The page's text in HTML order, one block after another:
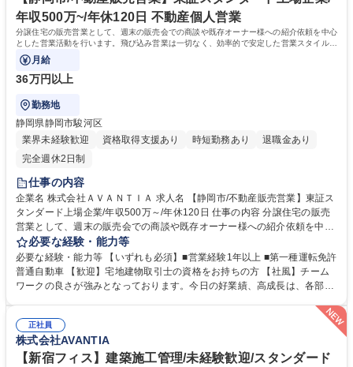
年収500万~/年休120日 不動産個人営業
分譲住宅の販売営業として、週末の販売会での商談や既存オーナー様への紹介依頼を中心
とした営業活動を行います。飛び込み営業は一切なく、効率的で安定した営業スタイルが
特徴です！
月給
36万円以上
勤務地
静岡県静岡市駿河区
業界未経験歓迎
資格取得支援あり 時短勤務あり
退職金あり
完全週休2日制
仕事の内容
企業名 株式会社ＡＶＡＮＴＩＡ 求人名 【静岡市/不動産販売営業】東証ス
タンダード上場企業/年収500万～/年休120日 仕事の内容 分譲住宅の販売
営業として、週末の販売会での商談や既存オーナー様への紹介依頼を中心
とした営業活動を行います。飛び込み営業は一切なく、効率的で安定した
営業スタイルが特徴です！ 【具体的には】 分譲住宅の販売会での商談、
週末販売会に向けた既存オーナー様への訪問・紹介依頼、問い合わせ顧客
への電話・メール案内、商談準備としてのPC書類作成、物件清掃等メン
【静岡市/不動産販売営業】東証スタンダード上場企業/年収500万～/年休1
20日
必要な経験・能力等
必要な経験・能力等 【いずれも必須】■営業経験1年以上 ■第一種運転免許
普通自動車 【歓迎】宅地建物取引士の資格をお持ちの方 【社風】チーム
ワークの良さが強みとなっております。今日の好業績、高成長は、各部
乗り越えている「仲間」という意識が強いのが特徴となっております。ワ
ンチームでお互い助け合いながら業務を遂行しています。 学歴・資格 学
歴：大学院 大学 高専 短大 専修学校 高校 語学力： 資格：
正社員
株式会社AVANTIA
【新宿フィス】建築施工管理/未経験歓迎/スタンダード